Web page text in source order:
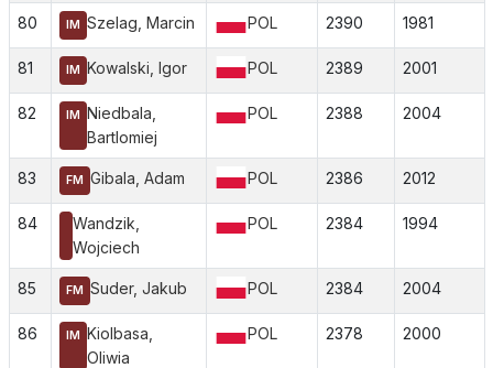
80 IM Szelag, Marcin POL 2390 1981
81 IM Kowalski, Igor POL 2389 2001
82 IM Niedbala,
Bartlomiej
POL 2388 2004
83 FM Gibala, Adam POL 2386 2012
84
Wandzik,
Wojciech
POL 2384 1994
85 FM Suder, Jakub POL 2384 2004
86 IM Kiolbasa,
Oliwia
POL 2378 2000